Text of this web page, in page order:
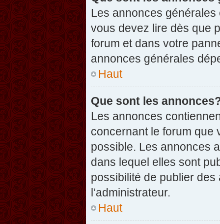
Les annonces
vous devez lire dès que
forum et dans votre
annonces générales
Haut
Que sont les
Les annonces
concernant le forum que
possible. Les annonces
dans lequel elles sont
possibilité de publier
l’administrateur.
Haut